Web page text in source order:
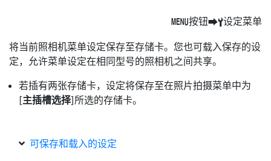
G按钮UB设定菜单
将当前照相机菜单设定保存至存储卡。您也可载入保存的设
定，允许菜单设定在相同型号的照相机之间共享。
若插有两张存储卡，设定将保存至在照片拍摄菜单中为
[主插槽选择]所选的存储卡。
可保存和载入的设定